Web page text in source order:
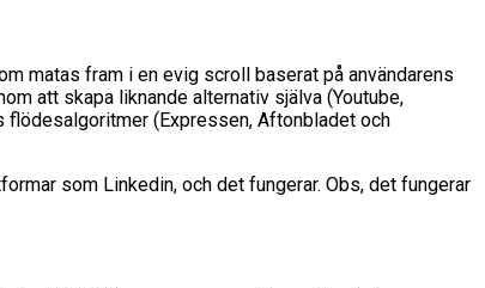
matas fram i en evig scroll baserat på användarens
att skapa liknande alternativ själva (Youtube,
flödesalgoritmer (Expressen, Aftonbladet och
som Linkedin, och det fungerar. Obs, det fungerar